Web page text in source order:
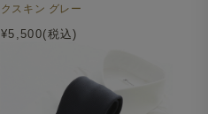
クスキン グレー
¥5,500(税込)